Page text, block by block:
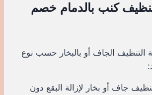
تنظيف كنب بالدمام خصم
التنظيف الجاف أو بالبخار حسب نوع
جاف أو بخار لإزالة البقع دون